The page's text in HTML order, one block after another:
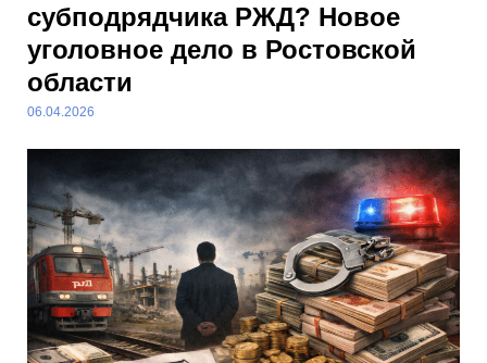
субподрядчика РЖД? Новое
уголовное дело в Ростовской
области
06.04.2026